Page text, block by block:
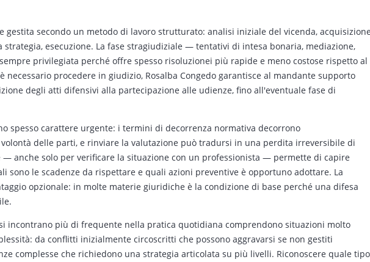
gestita secondo un metodo di lavoro strutturato: analisi iniziale del vicenda,
esecuzione. La fase stragiudiziale — tentativi di intesa bonaria, mediazione,
privilegiata perché offre spesso risoluzionei più rapide e meno costose rispetto al
necessario procedere in giudizio, Rosalba Congedo garantisce al mandante supporto
degli atti difensivi alla partecipazione alle udienze, fino all'eventuale fase di
spesso carattere urgente: i termini di decorrenza normativa decorrono
delle parti, e rinviare la valutazione può tradursi in una perdita irreversibile di
anche solo per verificare la situazione con un professionista — permette di capire
sono le scadenze da rispettare e quali azioni preventive è opportuno adottare. La
opzionale: in molte materie giuridiche è la condizione di base perché una difesa
incontrano più di frequente nella pratica quotidiana comprendono situazioni molto
da conflitti inizialmente circoscritti che possono aggravarsi se non gestiti
complesse che richiedono una strategia articolata su più livelli. Riconoscere quale tipo